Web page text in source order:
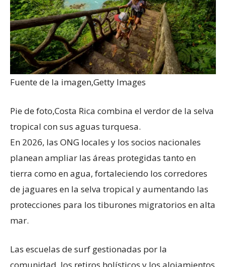
Fuente de la imagen,Getty Images
Pie de foto,Costa Rica combina el verdor de la selva
tropical con sus aguas turquesa.
En 2026, las ONG locales y los socios nacionales
planean ampliar las áreas protegidas tanto en
tierra como en agua, fortaleciendo los corredores
de jaguares en la selva tropical y aumentando las
protecciones para los tiburones migratorios en alta
mar.
Las escuelas de surf gestionadas por la